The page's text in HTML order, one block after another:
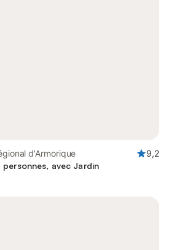
d'Armorique
9,2
avec Jardin